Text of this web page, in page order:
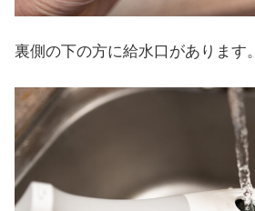
裏側の下の方に給水口があります。